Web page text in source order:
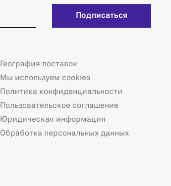
Подписаться
География поставок
Мы используем cookies
Политика конфиденциальности
Пользовательское соглашение
Юридическая информация
Обработка персональных данных